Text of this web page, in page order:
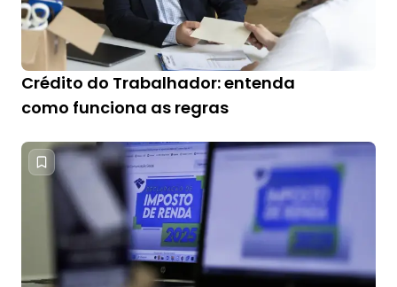
Crédito do Trabalhador: entenda
como funciona as regras